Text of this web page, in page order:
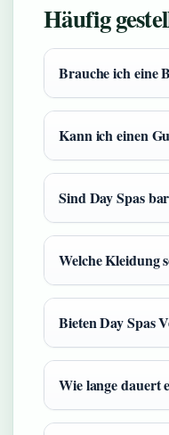
Häufig
Brauche ich eine
Kann ich einen
Sind Day Spas
Welche Kleidung
Bieten Day Spas
Wie lange dauert